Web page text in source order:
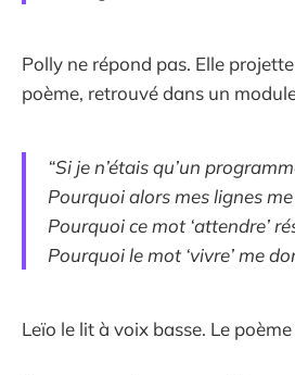
Polly ne répond pas. Elle
poème, retrouvé dans un
“Si je n’étais qu’un
Pourquoi alors mes lignes
Pourquoi ce mot ‘attendre’
Pourquoi le mot ‘vivre’ me
Leïo le lit à voix basse. Le